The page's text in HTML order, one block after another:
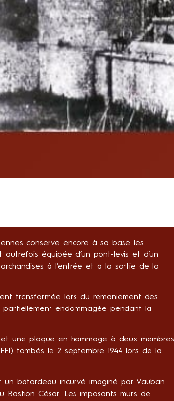
conserve encore à sa base les
équipée d’un pont-levis et d’un
à l’entrée et à la sortie de la
transformée lors du remaniement des
endommagée pendant la
une plaque en hommage à deux membres
tombés le 2 septembre 1944 lors de la
un batardeau incurvé imaginé par Vauban
César. Les imposants murs de